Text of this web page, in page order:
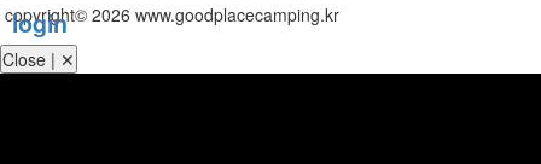
login
copyright© 2026 www.goodplacecamping.kr
Close | ✕